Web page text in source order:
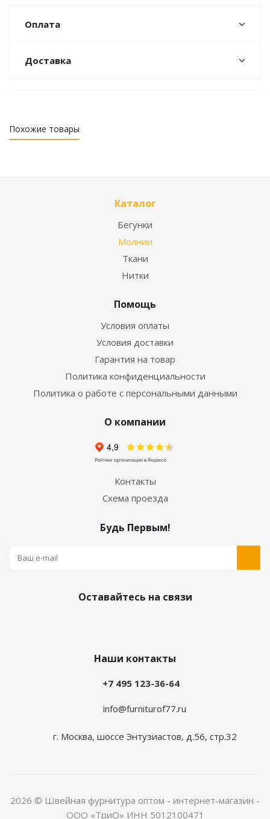
Оплата
Доставка
Похожие товары
Каталог
Бегунки
Молнии
Ткани
Нитки
Помощь
Условия оплаты
Условия доставки
Гарантия на товар
Политика конфиденциальности
Политика о работе с персональными данными
О компании
Контакты
Схема проезда
Будь Первым!
Оставайтесь на связи
Наши контакты
+7 495 123-36-64
info@furniturof77.ru
г. Москва, шоссе Энтузиастов, д.56, стр.32
2026 © Швейная фурнитура оптом - интернет-магазин -
ООО «ТриО» ИНН 5012100471